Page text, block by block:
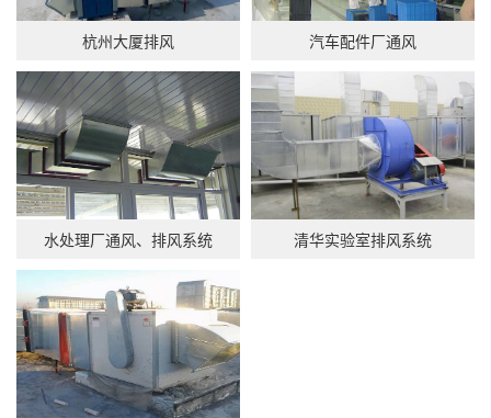
杭州大厦排风 汽车配件厂通风
水处理厂通风、排风系统 清华实验室排风系统